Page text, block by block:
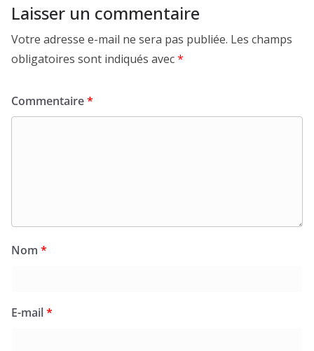
Laisser un commentaire
Votre adresse e-mail ne sera pas publiée. Les champs
obligatoires sont indiqués avec*
Commentaire*
Nom *
E-mail*